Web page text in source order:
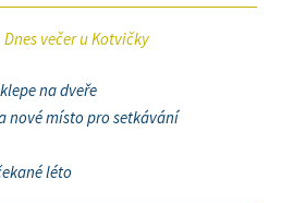
Dnes večer u Kotvičky
na dveře
nové místo pro setkávání
léto